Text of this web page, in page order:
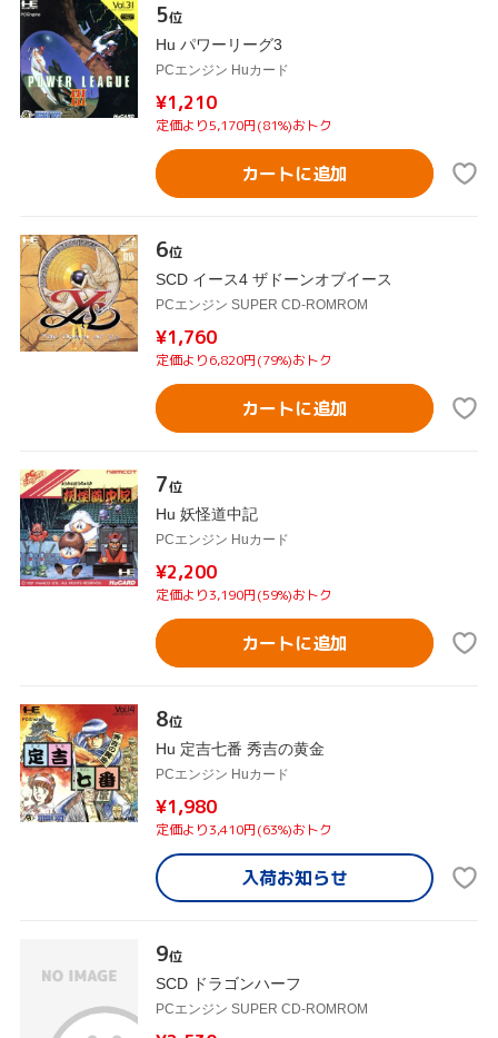
5位
Hu パワーリーグ3
PCエンジン Huカード
¥1,210
定価より5,170円(81%)おトク
カートに追加
6位
SCD イース4 ザドーンオブイース
PCエンジン SUPER CD-ROMROM
¥1,760
定価より6,820円(79%)おトク
カートに追加
7位
Hu 妖怪道中記
PCエンジン Huカード
¥2,200
定価より3,190円(59%)おトク
カートに追加
8位
Hu 定吉七番 秀吉の黄金
PCエンジン Huカード
¥1,980
定価より3,410円(63%)おトク
入荷お知らせ
9位
SCD ドラゴンハーフ
PCエンジン SUPER CD-ROMROM